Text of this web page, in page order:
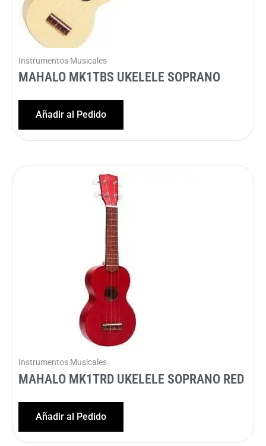
Instrumentos Musicales
MAHALO MK1TBS UKELELE SOPRANO
Añadir al Pedido
Instrumentos Musicales
MAHALO MK1TRD UKELELE SOPRANO RED
Añadir al Pedido